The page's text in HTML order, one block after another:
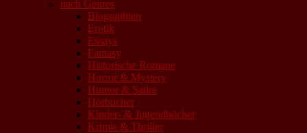
nach Genres
Biographien
Erotik
Essays
Fantasy
Historische Romane
Horror & Mystery
Humor & Satire
Hörbücher
Kinder- & Jugendbücher
Krimis & Thriller